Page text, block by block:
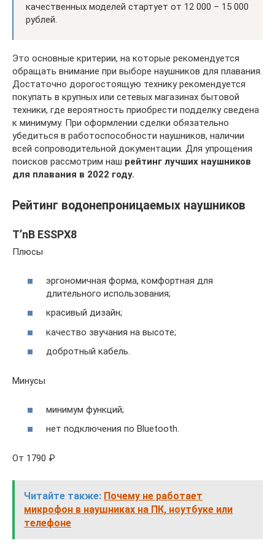
качественных моделей стартует от 12 000 – 15 000
рублей.
Это основные критерии, на которые рекомендуется
обращать внимание при выборе наушников для плавания.
Достаточно дорогостоящую технику рекомендуется
покупать в крупных или сетевых магазинах бытовой
техники, где вероятность приобрести подделку сведена
к минимуму. При оформлении сделки обязательно
убедиться в работоспособности наушников, наличии
всей сопроводительной документации. Для упрощения
поисков рассмотрим наш рейтинг лучших наушников
для плавания в 2022 году.
Рейтинг водонепроницаемых наушников
T’nB ESSPX8
Плюсы
эргономичная форма, комфортная для
длительного использования;
красивый дизайн;
качество звучания на высоте;
добротный кабель.
Минусы
минимум функций;
нет подключения по Bluetooth.
От 1790 ₽
Читайте также: Почему не работает
микрофон в наушниках на ПК, ноутбуке или
телефоне